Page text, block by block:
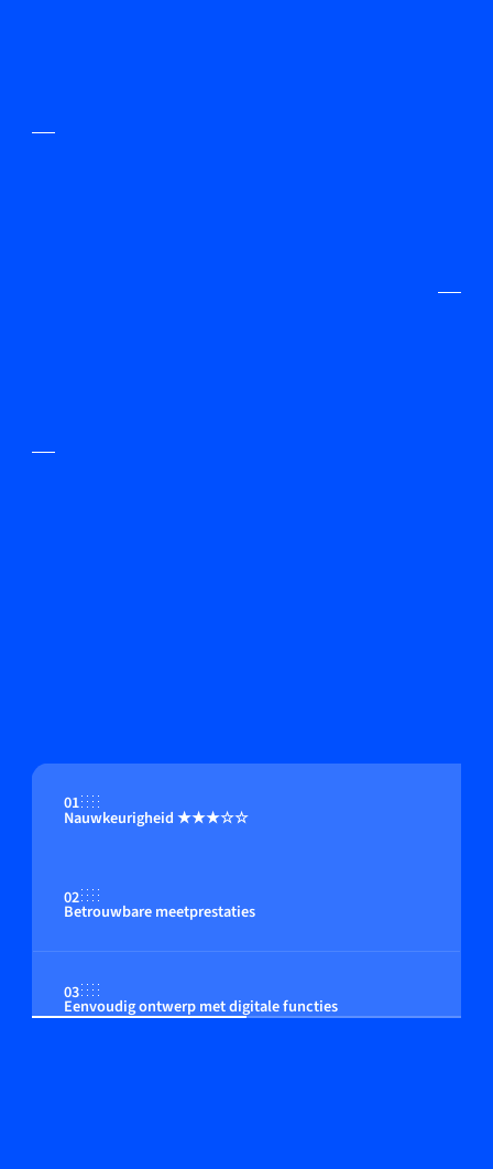
01
Nauwkeurigheid ★★★☆☆
02
Betrouwbare meetprestaties
03
Eenvoudig ontwerp met digitale functies